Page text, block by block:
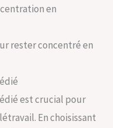
en
rester concentré en
est crucial pour
En choisissant